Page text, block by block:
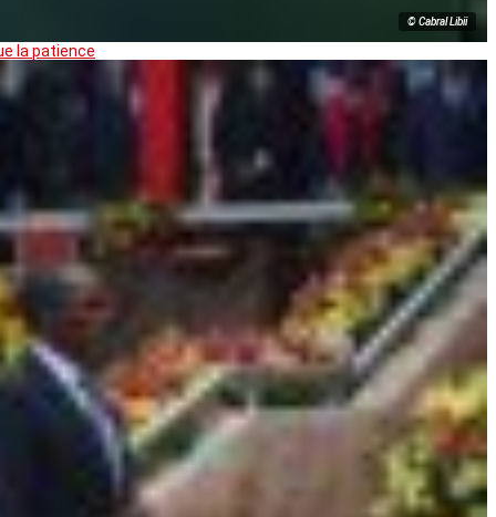
© Cabral Libii
la patience